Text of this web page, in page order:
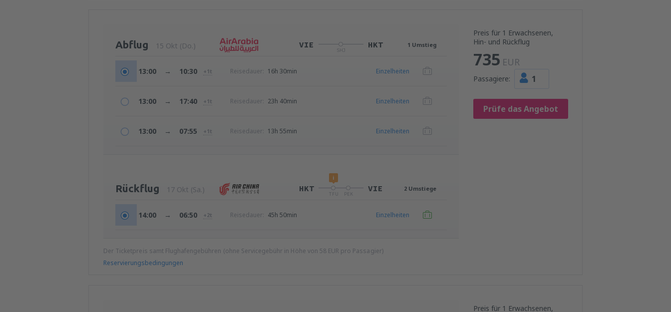
Preis für 1 Erwachsenen,
Hin- und Rückflug
735 EUR
Passagiere: 1
Prüfe das Angebot
Abflug 15 Okt (Do.) VIE
SHJ
HKT 1 Umstieg
13:00 → 10:30 +1t Reisedauer: 16h 30min Einzelheiten
13:00 → 17:40 +1t Reisedauer: 23h 40min Einzelheiten
13:00 → 07:55 +1t Reisedauer: 13h 55min Einzelheiten
Rückflug 17 Okt (Sa.) HKT
TFU
i
PEK
VIE 2 Umstiege
14:00 → 06:50 +2t Reisedauer: 45h 50min Einzelheiten
Der Ticketpreis samt Flughafengebühren (ohne Servicegebühr in Höhe von 58 EUR pro Passagier)
Reservierungsbedingungen
Preis für 1 Erwachsenen,